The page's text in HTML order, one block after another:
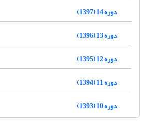
دوره 14 (1397)
دوره 13 (1396)
دوره 12 (1395)
دوره 11 (1394)
دوره 10 (1393)